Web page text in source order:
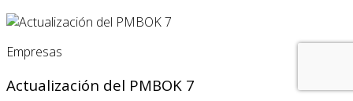
Empresas
Actualización del PMBOK 7